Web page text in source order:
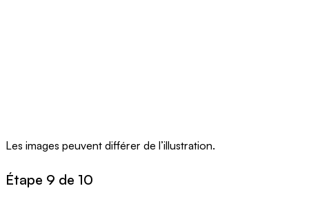
Les images peuvent différer de l’illustration.
Étape 9 de 10